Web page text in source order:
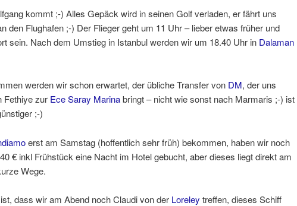
kommt ;-) Alles Gepäck wird in seinen Golf verladen, er fährt uns
den Flughafen ;-) Der Flieger geht um 11 Uhr – lieber etwas früher und
sein. Nach dem Umstieg in Istanbul werden wir um 18.40 Uhr in Dalaman
werden wir schon erwartet, der übliche Transfer von DM, der uns
Fethiye zur Ece Saray Marinabringt – nicht wie sonst nach Marmaris ;-) ist
;-)
erst am Samstag (hoffentlich sehr früh) bekommen, haben wir noch
€ inkl Frühstück eine Nacht im Hotel gebucht, aber dieses liegt direkt am
Wege.
dass wir am Abend noch Claudi von der Loreley treffen, dieses Schiff